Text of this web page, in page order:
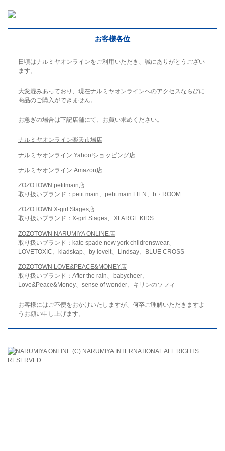
お客様各位
日頃はナルミヤオンラインをご利用いただき、誠にありがとうござい
ます。
大変混みあっており、現在ナルミヤオンラインへのアクセスならびに
商品のご購入ができません。
お急ぎの場合は下記店舗にて、お買い求めください。
ナルミヤオンライン楽天市場店
ナルミヤオンライン Yahoo!ショッピング店
ナルミヤオンライン Amazon店
ZOZOTOWN petitmain店
取り扱いブランド：petit main、petit main LIEN、b・ROOM
ZOZOTOWN X-girl Stages店
取り扱いブランド：X-girl Stages、XLARGE KIDS
ZOZOTOWN NARUMIYA ONLINE店
取り扱いブランド：kate spade new york childrenswear、
LOVETOXIC、kladskap、by loveit、Lindsay、BLUE CROSS
ZOZOTOWN LOVE&PEACE&MONEY店
取り扱いブランド：After the rain、babycheer、
Love&Peace&Money、sense of wonder、キリンのソフィ
お客様にはご不便をおかけいたしますが、何卒ご理解いただきますよ
うお願い申し上げます。